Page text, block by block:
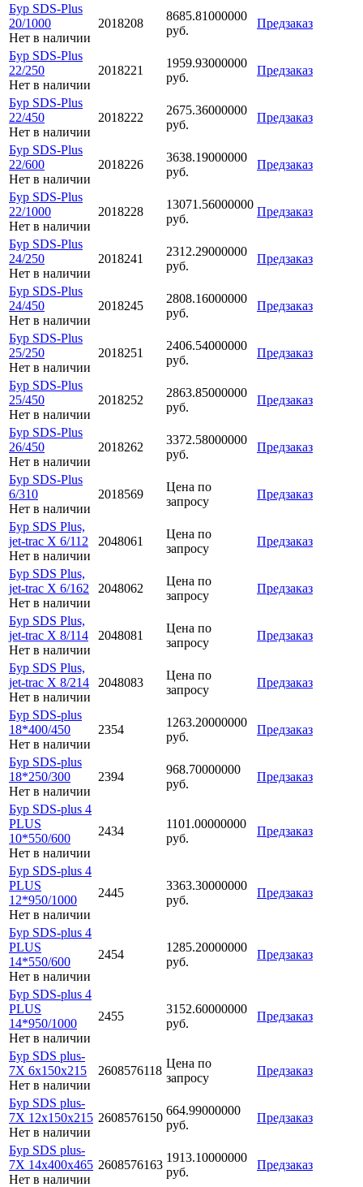
Бур SDS-Plus
20/1000
Нет в наличии
2018208
8685.81000000
руб.
Предзаказ
Бур SDS-Plus
22/250
Нет в наличии
2018221
1959.93000000
руб.
Предзаказ
Бур SDS-Plus
22/450
Нет в наличии
2018222
2675.36000000
руб.
Предзаказ
Бур SDS-Plus
22/600
Нет в наличии
2018226
3638.19000000
руб.
Предзаказ
Бур SDS-Plus
22/1000
Нет в наличии
2018228
13071.56000000
руб.
Предзаказ
Бур SDS-Plus
24/250
Нет в наличии
2018241
2312.29000000
руб.
Предзаказ
Бур SDS-Plus
24/450
Нет в наличии
2018245
2808.16000000
руб.
Предзаказ
Бур SDS-Plus
25/250
Нет в наличии
2018251
2406.54000000
руб.
Предзаказ
Бур SDS-Plus
25/450
Нет в наличии
2018252
2863.85000000
руб.
Предзаказ
Бур SDS-Plus
26/450
Нет в наличии
2018262
3372.58000000
руб.
Предзаказ
Бур SDS-Plus
6/310
Нет в наличии
2018569
Цена по
запросу
Предзаказ
Бур SDS Plus,
jet-trac X 6/112
Нет в наличии
2048061
Цена по
запросу
Предзаказ
Бур SDS Plus,
jet-trac X 6/162
Нет в наличии
2048062
Цена по
запросу
Предзаказ
Бур SDS Plus,
jet-trac X 8/114
Нет в наличии
2048081
Цена по
запросу
Предзаказ
Бур SDS Plus,
jet-trac X 8/214
Нет в наличии
2048083
Цена по
запросу
Предзаказ
Бур SDS-plus
18*400/450
Нет в наличии
2354
1263.20000000
руб.
Предзаказ
Бур SDS-plus
18*250/300
Нет в наличии
2394
968.70000000
руб.
Предзаказ
Бур SDS-plus 4
PLUS
10*550/600
Нет в наличии
2434
1101.00000000
руб.
Предзаказ
Бур SDS-plus 4
PLUS
12*950/1000
Нет в наличии
2445
3363.30000000
руб.
Предзаказ
Бур SDS-plus 4
PLUS
14*550/600
Нет в наличии
2454
1285.20000000
руб.
Предзаказ
Бур SDS-plus 4
PLUS
14*950/1000
Нет в наличии
2455
3152.60000000
руб.
Предзаказ
Бур SDS plus-
7X 6x150x215
Нет в наличии
2608576118
Цена по
запросу
Предзаказ
Бур SDS plus-
7X 12x150x215
Нет в наличии
2608576150
664.99000000
руб.
Предзаказ
Бур SDS plus-
7X 14x400x465
Нет в наличии
2608576163
1913.10000000
руб.
Предзаказ